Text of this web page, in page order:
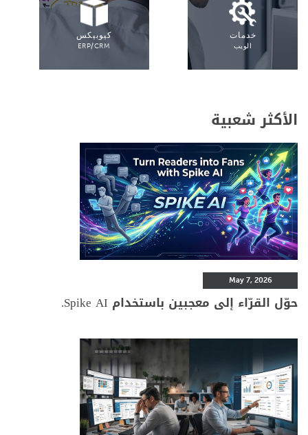
خدمات
الويب
كيوبيكس
ERP/CRM
الأكثر شعبية
May 7, 2026
حوّل القرّاء إلى معجبين باستخدام Spike AI.